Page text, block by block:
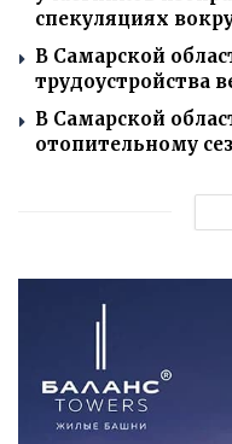
спекуляциях
В Самарской
трудоустройства
В Самарской
отопительному